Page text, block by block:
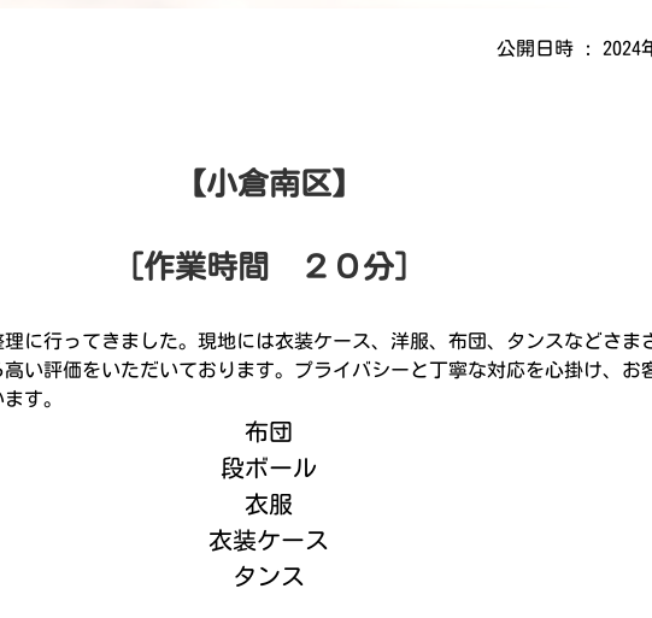
公開日時 : 2024
【小倉南区】
［作業時間 ２０分］
に行ってきました。現地には衣装ケース、洋服、布団、タンスなどさま
い評価をいただいております。プライバシーと丁寧な対応を心掛け、お
す。
布団
段ボール
衣服
衣装ケース
タンス